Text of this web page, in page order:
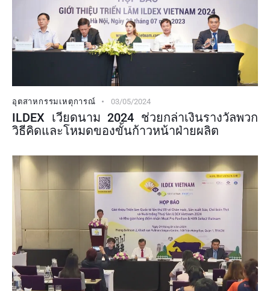
อุตสาหกรรมเหตุการณ์ 03/05/2024
ILDEX เวียดนาม 2024 ช่วยกล่าเงินรางวัลพวก
วิธีคิดและโหมดของขั้นก้าวหน้าฝ่ายผลิต